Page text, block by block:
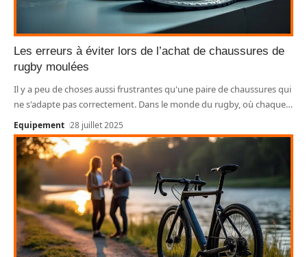
Les erreurs à éviter lors de l’achat de chaussures de
rugby moulées
Il y a peu de choses aussi frustrantes qu'une paire de chaussures qui
ne s'adapte pas correctement. Dans le monde du rugby, où chaque…
Equipement 28 juillet 2025